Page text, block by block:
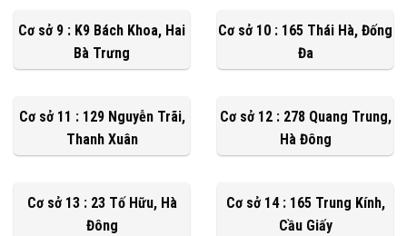
Cơ sở 9 : K9 Bách Khoa, Hai
Bà Trưng
Cơ sở 10 : 165 Thái Hà, Đống
Đa
Cơ sở 11 : 129 Nguyễn Trãi,
Thanh Xuân
Cơ sở 12 : 278 Quang Trung,
Hà Đông
Cơ sở 13 : 23 Tố Hữu, Hà
Đông
Cơ sở 14 : 165 Trung Kính,
Cầu Giấy